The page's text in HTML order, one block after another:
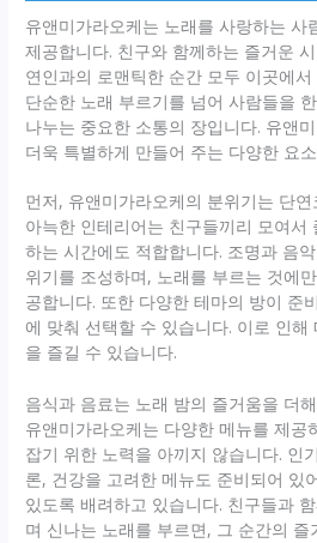
유앤미가라오케는 노래를 사랑하는 사
제공합니다. 친구와 함께하는 즐거운
연인과의 로맨틱한 순간 모두 이곳에
단순한 노래 부르기를 넘어 사람들을
나누는 중요한 소통의 장입니다. 유앤
더욱 특별하게 만들어 주는 다양한 요
먼저, 유앤미가라오케의 분위기는 단
아늑한 인테리어는 친구들끼리 모여서
하는 시간에도 적합합니다. 조명과 음
위기를 조성하며, 노래를 부르는 것에
공합니다. 또한 다양한 테마의 방이 준
에 맞춰 선택할 수 있습니다. 이로 인
을 즐길 수 있습니다.
음식과 음료는 노래 밤의 즐거움을 더
유앤미가라오케는 다양한 메뉴를 제공
잡기 위한 노력을 아끼지 않습니다. 인
론, 건강을 고려한 메뉴도 준비되어 있
있도록 배려하고 있습니다. 친구들과
며 신나는 노래를 부르면, 그 순간의 즐